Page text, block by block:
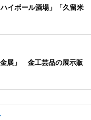
イボール酒場」「久留米
展」 金工芸品の展示販